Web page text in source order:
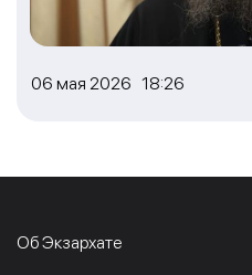
06 мая 2026 18:26
Об Экзархате